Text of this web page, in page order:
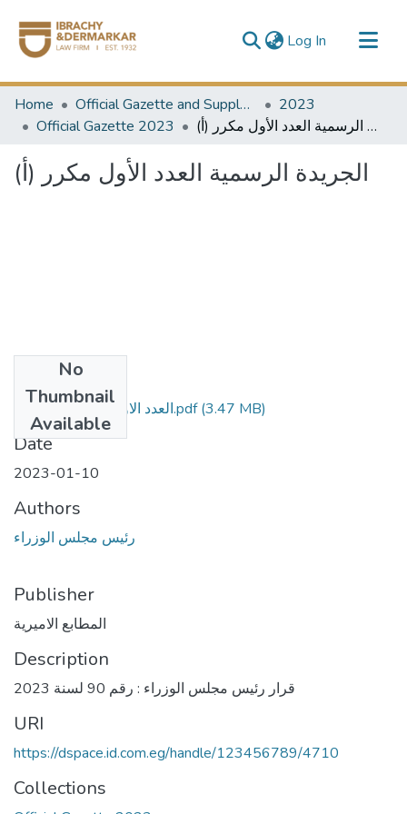
Log In (current)
Communities & Collections
All of DSpace
Home Official Gazette and Supplement
2023
Official Gazette 2023
الجريدة الرسمية العدد الأول مكرر (أ)
الجريدة الرسمية العدد الأول مكرر (أ)
No
Thumbnail
Available
العدد الاول مكرر أ مؤمن.pdf(3.47 MB)
Date
2023-01-10
Authors
رئيس مجلس الوزراء
Publisher
المطابع الاميرية
Description
قرار رئيس مجلس الوزراء : رقم 90 لسنة 2023
URI
https://dspace.id.com.eg/handle/123456789/4710
Collections